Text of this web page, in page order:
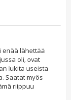
enää lähettää
oli, ovat
lukita useista
Saatat myös
riippuu